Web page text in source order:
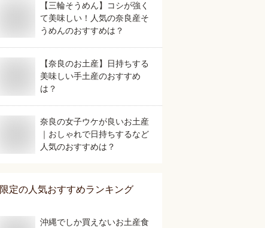
【三輪そうめん】コシが強く
て美味しい！人気の奈良産そ
うめんのおすすめは？
【奈良のお土産】日持ちする
美味しい手土産のおすすめ
は？
奈良の女子ウケが良いお土産
｜おしゃれで日持ちするなど
人気のおすすめは？
限定の人気おすすめランキング
沖縄でしか買えないお土産食